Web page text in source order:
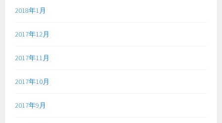
2018年1月
2017年12月
2017年11月
2017年10月
2017年9月